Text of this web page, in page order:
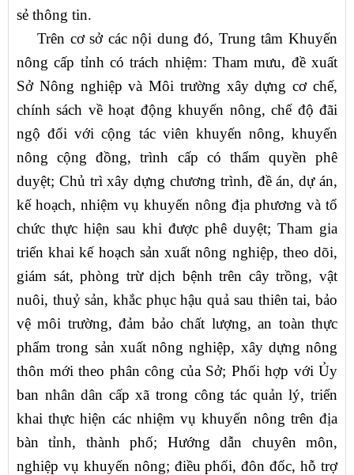
sẻ thông tin.
Trên cơ sở các nội dung đó, Trung tâm Khuyến
nông cấp tỉnh có trách nhiệm: Tham mưu, đề xuất
Sở Nông nghiệp và Môi trường xây dựng cơ chế,
chính sách về hoạt động khuyến nông, chế độ đãi
ngộ đối với cộng tác viên khuyến nông, khuyến
nông cộng đồng, trình cấp có thẩm quyền phê
duyệt; Chủ trì xây dựng chương trình, đề án, dự án,
kế hoạch, nhiệm vụ khuyến nông địa phương và tổ
chức thực hiện sau khi được phê duyệt; Tham gia
triển khai kế hoạch sản xuất nông nghiệp, theo dõi,
giám sát, phòng trừ dịch bệnh trên cây trồng, vật
nuôi, thuỷ sản, khắc phục hậu quả sau thiên tai, bảo
vệ môi trường, đảm bảo chất lượng, an toàn thực
phẩm trong sản xuất nông nghiệp, xây dựng nông
thôn mới theo phân công của Sở; Phối hợp với Ủy
ban nhân dân cấp xã trong công tác quản lý, triển
khai thực hiện các nhiệm vụ khuyến nông trên địa
bàn tỉnh, thành phố; Hướng dẫn chuyên môn,
nghiệp vụ khuyến nông; điều phối, đôn đốc, hỗ trợ